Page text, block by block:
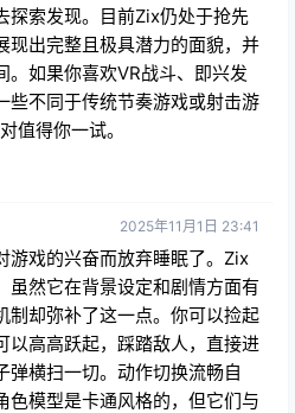
探索发现。目前Zix仍处于抢先
现出完整且极具潜力的面貌，并
。如果你喜欢VR战斗、即兴发
些不同于传统节奏游戏或射击游
值得你一试。
2025年11月1日 23:41
游戏的兴奋而放弃睡眠了。Zix
虽然它在背景设定和剧情方面有
制却弥补了这一点。你可以捡起
以高高跃起，踩踏敌人，直接进
弹横扫一切。动作切换流畅自
色模型是卡通风格的，但它们与